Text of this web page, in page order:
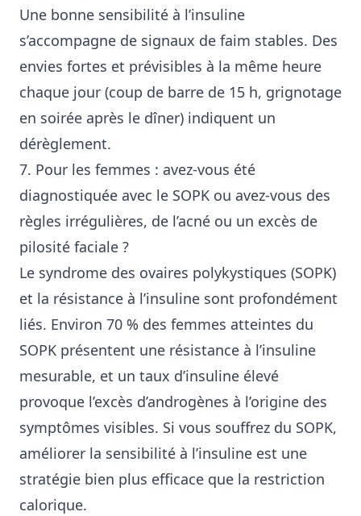
Une bonne sensibilité à l’insuline
s’accompagne de signaux de faim stables. Des
envies fortes et prévisibles à la même heure
chaque jour (coup de barre de 15 h, grignotage
en soirée après le dîner) indiquent un
dérèglement.
7. Pour les femmes : avez-vous été
diagnostiquée avec le SOPK ou avez-vous des
règles irrégulières, de l’acné ou un excès de
pilosité faciale ?
Le syndrome des ovaires polykystiques (SOPK)
et la résistance à l’insuline sont profondément
liés. Environ 70 % des femmes atteintes du
SOPK présentent une résistance à l’insuline
mesurable, et un taux d’insuline élevé
provoque l’excès d’androgènes à l’origine des
symptômes visibles. Si vous souffrez du SOPK,
améliorer la sensibilité à l’insuline est une
stratégie bien plus efficace que la restriction
calorique.